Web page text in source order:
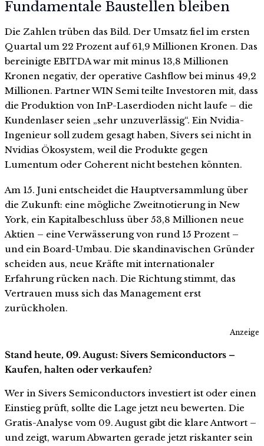
Fundamentale Baustellen bleiben
Die Zahlen trüben das Bild. Der Umsatz fiel im ersten
Quartal um 22 Prozent auf 61,9 Millionen Kronen. Das
bereinigte EBITDA war mit minus 13,8 Millionen
Kronen negativ, der operative Cashflow bei minus 49,2
Millionen. Partner WIN Semi teilte Investoren mit, dass
die Produktion von InP-Laserdioden nicht laufe – die
Kundenlaser seien „sehr unzuverlässig“. Ein Nvidia-
Ingenieur soll zudem gesagt haben, Sivers sei nicht in
Nvidias Ökosystem, weil die Produkte gegen
Lumentum oder Coherent nicht bestehen könnten.
Am 15. Juni entscheidet die Hauptversammlung über
die Zukunft: eine mögliche Zweitnotierung in New
York, ein Kapitalbeschluss über 53,8 Millionen neue
Aktien – eine Verwässerung von rund 15 Prozent –
und ein Board-Umbau. Die skandinavischen Gründer
scheiden aus, neue Kräfte mit internationaler
Erfahrung rücken nach. Die Richtung stimmt, das
Vertrauen muss sich das Management erst
zurückholen.
Anzeige
Stand heute, 09. August: Sivers Semiconductors –
Kaufen, halten oder verkaufen?
Wer in Sivers Semiconductors investiert ist oder einen
Einstieg prüft, sollte die Lage jetzt neu bewerten. Die
Gratis-Analyse vom 09. August gibt die klare Antwort –
und zeigt, warum Abwarten gerade jetzt riskanter sein